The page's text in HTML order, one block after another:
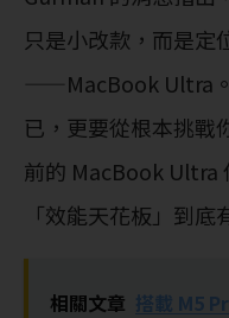
只是小改款，而是定
——MacBook Ultra
已，更要從根本挑戰
前的 MacBook Ultra
「效能天花板」到
相關文章 搭載 M5